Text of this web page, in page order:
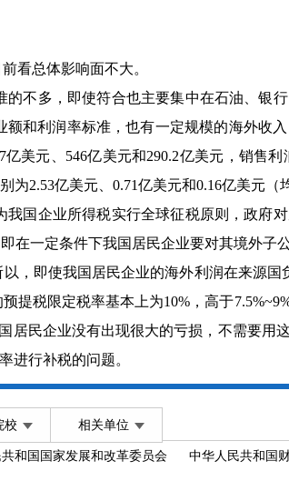
看总体影响面不大。
多，即使符合也主要集中在石油、银
和利润率标准，也有一定规模的海外收
元、546亿美元和290.2亿美元，销售利
2.53亿美元、0.71亿美元和0.16亿美元（
企业所得税实行全球征税原则，政府
在一定条件下我国居民企业要对其境外
即使我国居民企业的海外利润在来源国
税限定税率基本上为10%，高于
居民企业没有出现很大的亏损，不需要
进行补税的问题。
校 相关单位
和国国家发展和改革委员会 中华人民共和国